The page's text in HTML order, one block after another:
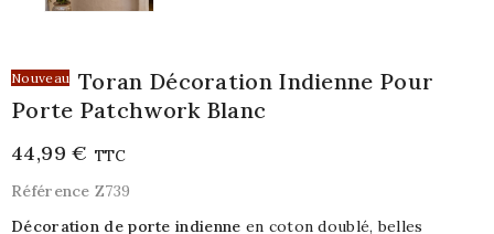
Nouveau
Toran Décoration Indienne Pour
Porte Patchwork Blanc
44,99 € TTC
Référence Z739
Décoration de porte indienne en coton doublé, belles